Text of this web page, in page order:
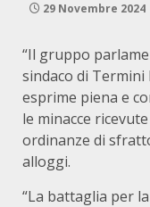
29 Novembre 2024
“Il gruppo
sindaco di
esprime piena e
le minacce
ordinanze di
alloggi.
“La battaglia per